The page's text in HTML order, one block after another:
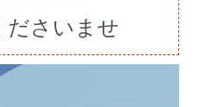
ださいませ